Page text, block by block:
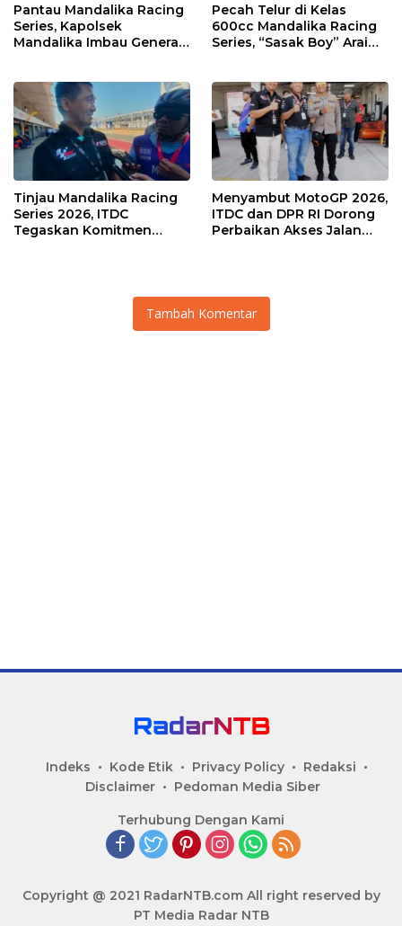
Pantau Mandalika Racing
Series, Kapolsek
Mandalika Imbau Generasi
Pecah Telur di Kelas
600cc Mandalika Racing
Series, “Sasak Boy” Arai
Tinjau Mandalika Racing
Series 2026, ITDC
Tegaskan Komitmen
Menyambut MotoGP 2026,
ITDC dan DPR RI Dorong
Perbaikan Akses Jalan
Tambah Komentar
Indeks Kode Etik Privacy Policy
Redaksi
Disclaimer
Pedoman Media Siber
Terhubung Dengan Kami
Copyright @ 2021 RadarNTB.com All right reserved by
PT Media Radar NTB